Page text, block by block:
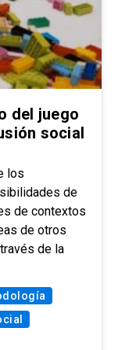
del juego
social
los
de
de contextos
de otros
de la